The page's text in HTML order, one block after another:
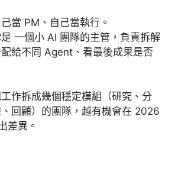
當 PM、自己當執行。
一個小 AI 團隊的主管，負責拆解
給不同 Agent、看最後成果是否
作拆成幾個穩定模組（研究、分
回顧）的團隊，越有機會在 2026
差異。